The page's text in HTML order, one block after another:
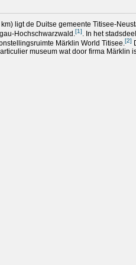
ligt de Duitse gemeente Titisee-
Hochschwarzwald.[1]. In het
Märklin World Titisee.[2]
museum wat door firma Märklin